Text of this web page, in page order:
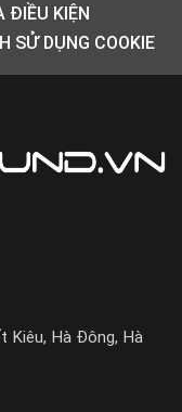
ĐIỀU KIỆN
SỬ DỤNG COOKIE
Kiêu, Hà Đông, Hà